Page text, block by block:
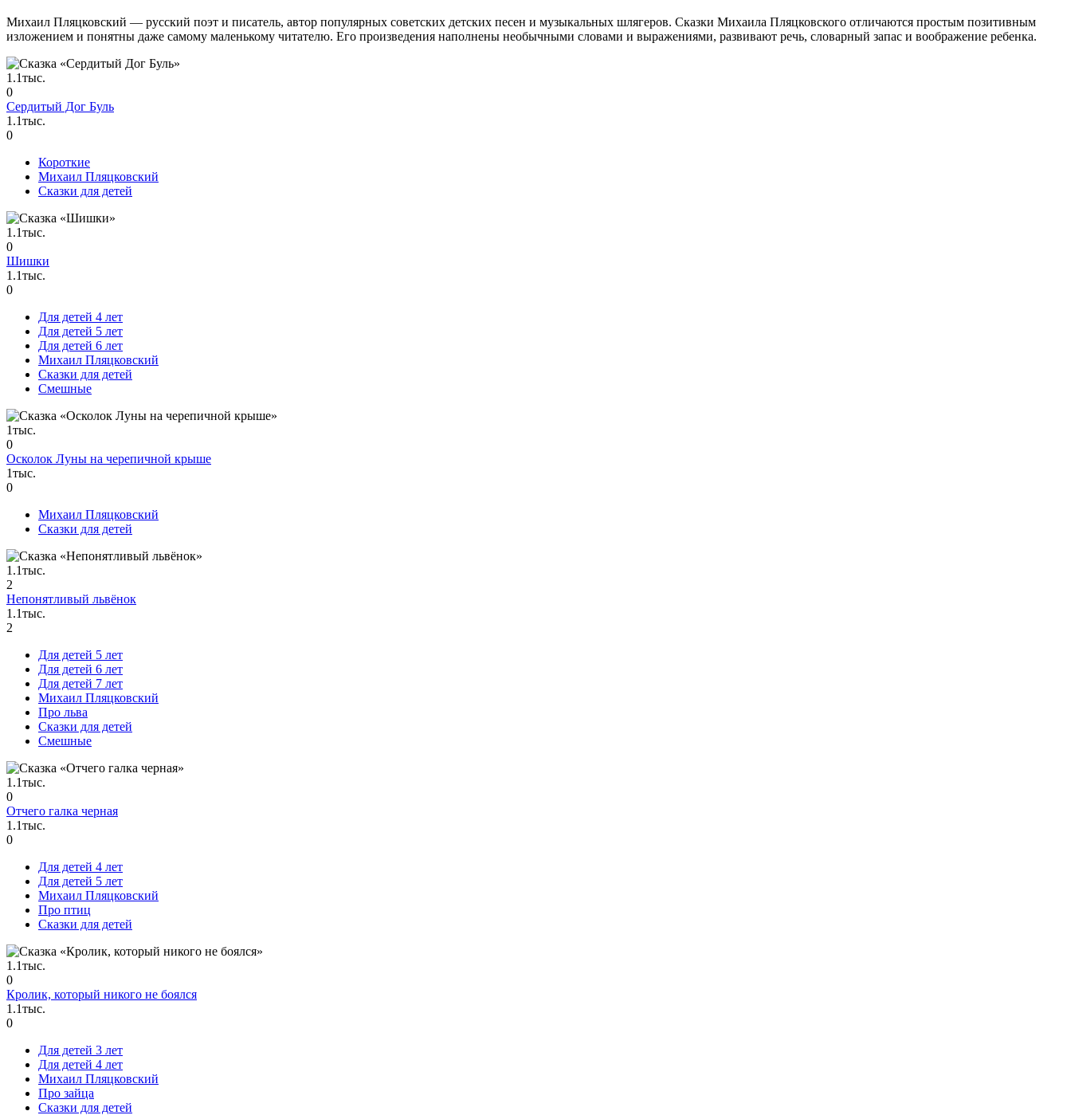
Михаил Пляцковский — русский поэт и писатель, автор популярных советских детских песен и музыкальных шлягеров. Сказки Михаила Пляцковского отличаются простым позитивным
изложением и понятны даже самому маленькому читателю. Его произведения наполнены необычными словами и выражениями, развивают речь, словарный запас и воображение ребенка.
1.1тыс.
0
Сердитый Дог Буль
1.1тыс.
0
Короткие
Михаил Пляцковский
Сказки для детей
1.1тыс.
0
Шишки
1.1тыс.
0
Для детей 4 лет
Для детей 5 лет
Для детей 6 лет
Михаил Пляцковский
Сказки для детей
Смешные
1тыс.
0
Осколок Луны на черепичной крыше
1тыс.
0
Михаил Пляцковский
Сказки для детей
1.1тыс.
2
Непонятливый львёнок
1.1тыс.
2
Для детей 5 лет
Для детей 6 лет
Для детей 7 лет
Михаил Пляцковский
Про льва
Сказки для детей
Смешные
1.1тыс.
0
Отчего галка черная
1.1тыс.
0
Для детей 4 лет
Для детей 5 лет
Михаил Пляцковский
Про птиц
Сказки для детей
1.1тыс.
0
Кролик, который никого не боялся
1.1тыс.
0
Для детей 3 лет
Для детей 4 лет
Михаил Пляцковский
Про зайца
Сказки для детей